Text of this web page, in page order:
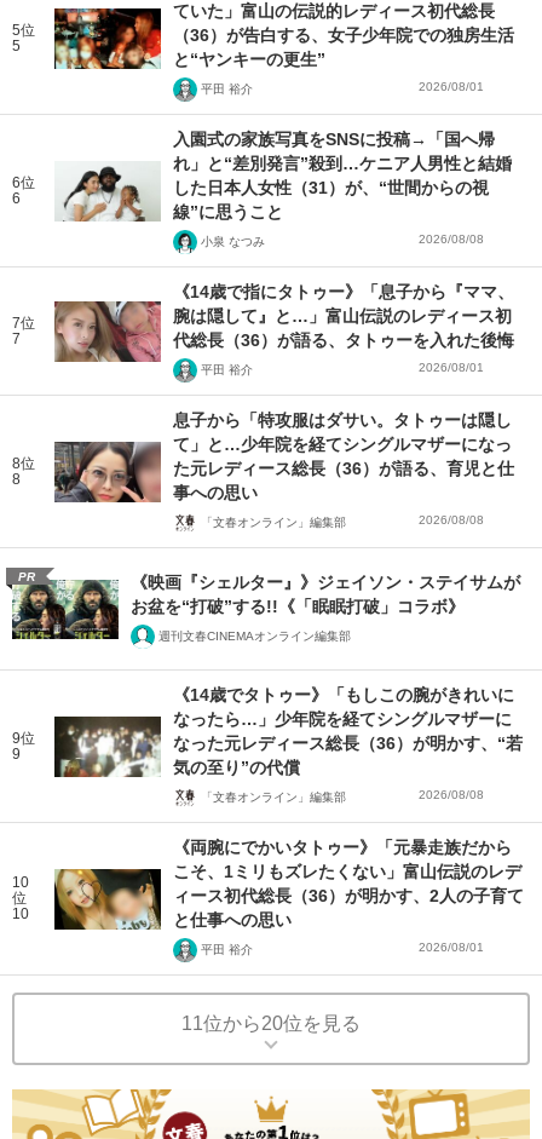
5位
5
ていた」富山の伝説的レディース初代総長
（36）が告白する、女子少年院での独房生活
と“ヤンキーの更生”
平田 裕介 2026/08/01
6位
6
入園式の家族写真をSNSに投稿→「国へ帰
れ」と“差別発言”殺到…ケニア人男性と結婚
した日本人女性（31）が、“世間からの視
線”に思うこと
小泉 なつみ 2026/08/08
7位
7
《14歳で指にタトゥー》「息子から『ママ、
腕は隠して』と…」富山伝説のレディース初
代総長（36）が語る、タトゥーを入れた後悔
平田 裕介 2026/08/01
8位
8
息子から「特攻服はダサい。タトゥーは隠し
て」と…少年院を経てシングルマザーになっ
た元レディース総長（36）が語る、育児と仕
事への思い
「文春オンライン」編集部 2026/08/08
PR
《映画『シェルター』》ジェイソン・ステイサムが
お盆を“打破”する!!《「眠眠打破」コラボ》
週刊文春CINEMAオンライン編集部
9位
9
《14歳でタトゥー》「もしこの腕がきれいに
なったら…」少年院を経てシングルマザーに
なった元レディース総長（36）が明かす、“若
気の至り”の代償
「文春オンライン」編集部 2026/08/08
10
位
10
《両腕にでかいタトゥー》「元暴走族だから
こそ、1ミリもズレたくない」富山伝説のレデ
ィース初代総長（36）が明かす、2人の子育て
と仕事への思い
平田 裕介 2026/08/01
11位から20位を見る